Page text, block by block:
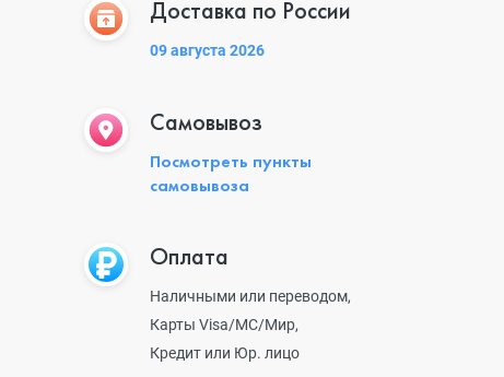
Доставка по России
09 августа 2026
Самовывоз
Посмотреть пункты
самовывоза
Оплата
Наличными или переводом,
Карты Visa/MC/Мир,
Кредит или Юр. лицо